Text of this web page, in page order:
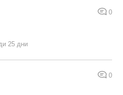
0
25 дни
0